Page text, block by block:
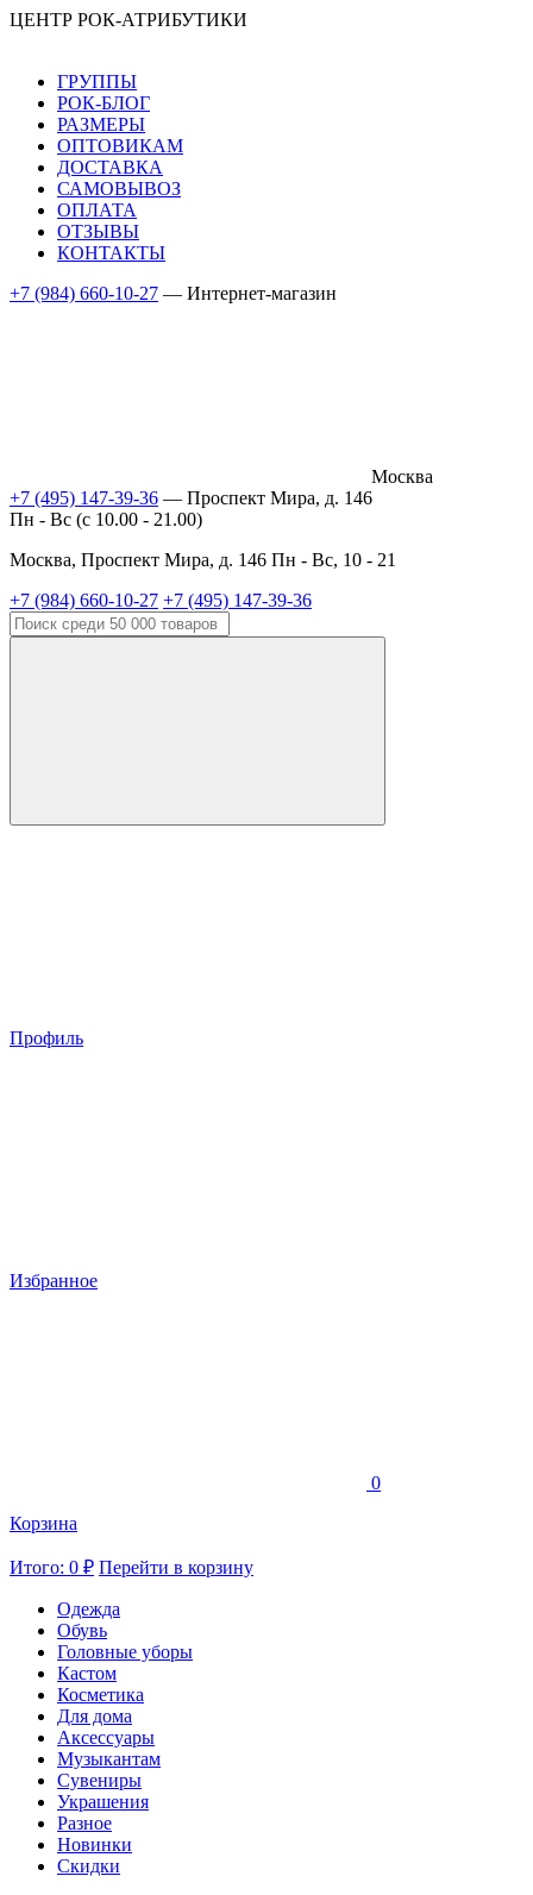
ЦЕНТР РОК-АТРИБУТИКИ
ГРУППЫ
РОК-БЛОГ
РАЗМЕРЫ
ОПТОВИКАМ
ДОСТАВКА
САМОВЫВОЗ
ОПЛАТА
ОТЗЫВЫ
КОНТАКТЫ
+7 (984) 660-10-27 — Интернет-магазин
Москва
+7 (495) 147-39-36 — Проспект Мира, д. 146
Пн - Вс (c 10.00 - 21.00)
Москва, Проспект Мира, д. 146 Пн - Вс, 10 - 21
+7 (984) 660-10-27 +7 (495) 147-39-36
Профиль
Избранное
0
Корзина
Итого: 0 ₽ Перейти в корзину
Одежда
Обувь
Головные уборы
Кастом
Косметика
Для дома
Аксессуары
Музыкантам
Сувениры
Украшения
Разное
Новинки
Скидки